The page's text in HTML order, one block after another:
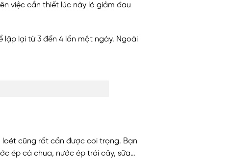
việc cần thiết lúc này là giảm đau
lặp lại từ 3 đến 4 lần một ngày. Ngoài
loét cũng rất cần được coi trọng. Bạn
ép cà chua, nước ép trái cây, sữa…